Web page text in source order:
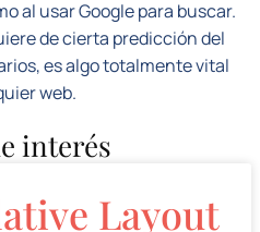
al usar Google para buscar.
de cierta predicción del
es algo totalmente vital
web.
interés
Layout